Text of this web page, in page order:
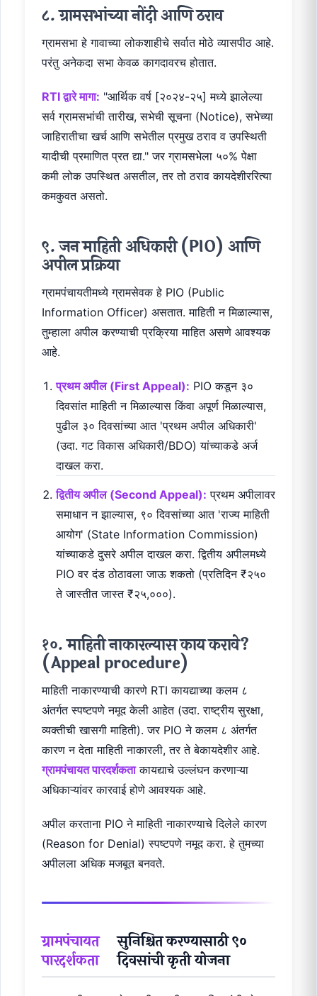
८. ग्रामसभांच्या नोंदी आणि ठराव
ग्रामसभा हे गावाच्या लोकशाहीचे सर्वात मोठे व्यासपीठ आहे.
परंतु अनेकदा सभा केवळ कागदावरच होतात.
RTI द्वारे मागा: "आर्थिक वर्ष [२०२४-२५] मध्ये झालेल्या
सर्व ग्रामसभांची तारीख, सभेची सूचना (Notice), सभेच्या
जाहिरातीचा खर्च आणि सभेतील प्रमुख ठराव व उपस्थिती
यादीची प्रमाणित प्रत द्या." जर ग्रामसभेला ५०% पेक्षा
कमी लोक उपस्थित असतील, तर तो ठराव कायदेशीररित्या
कमकुवत असतो.
९. जन माहिती अधिकारी (PIO) आणि
अपील प्रक्रिया
ग्रामपंचायतीमध्ये ग्रामसेवक हे PIO (Public
Information Officer) असतात. माहिती न मिळाल्यास,
तुम्हाला अपील करण्याची प्रक्रिया माहित असणे आवश्यक
आहे.
प्रथम अपील (First Appeal): PIO कडून ३०
दिवसांत माहिती न मिळाल्यास किंवा अपूर्ण मिळाल्यास,
पुढील ३० दिवसांच्या आत 'प्रथम अपील अधिकारी'
(उदा. गट विकास अधिकारी/BDO) यांच्याकडे अर्ज
दाखल करा.
द्वितीय अपील (Second Appeal): प्रथम अपीलावर
समाधान न झाल्यास, ९० दिवसांच्या आत 'राज्य माहिती
आयोग' (State Information Commission)
यांच्याकडे दुसरे अपील दाखल करा. द्वितीय अपीलमध्ये
PIO वर दंड ठोठावला जाऊ शकतो (प्रतिदिन ₹२५०
ते जास्तीत जास्त ₹२५,०००).
१०. माहिती नाकारल्यास काय करावे?
(Appeal procedure)
माहिती नाकारण्याची कारणे RTI कायद्याच्या कलम ८
अंतर्गत स्पष्टपणे नमूद केली आहेत (उदा. राष्ट्रीय सुरक्षा,
व्यक्तीची खासगी माहिती). जर PIO ने कलम ८ अंतर्गत
कारण न देता माहिती नाकारली, तर ते बेकायदेशीर आहे.
ग्रामपंचायत पारदर्शकताकायद्याचे उल्लंघन करणाऱ्या
अधिकाऱ्यांवर कारवाई होणे आवश्यक आहे.
अपील करताना PIO ने माहिती नाकारण्याचे दिलेले कारण
(Reason for Denial) स्पष्टपणे नमूद करा. हे तुमच्या
अपीलला अधिक मजबूत बनवते.
ग्रामपंचायत
पारदर्शकता
सुनिश्चित करण्यासाठी ९०
दिवसांची कृती योजना